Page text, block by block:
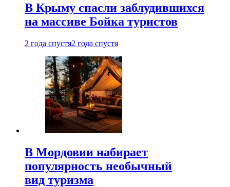
В Крыму спасли заблудившихся
на массиве Бойка туристов
2 года спустя2 года спустя
В Мордовии набирает
популярность необычный
вид туризма